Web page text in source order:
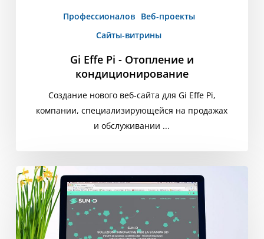
Профессионалов Веб-проекты
Сайты-витрины
Gi Effe Pi - Отопление и
кондиционирование
Создание нового веб-сайта для Gi Effe Pi,
компании, специализирующейся на продажах
и обслуживании ...
Солнце
3D